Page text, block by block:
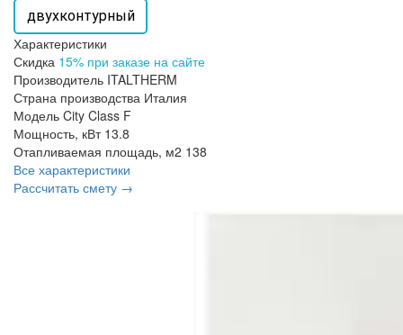
двухконтурный
Характеристики
Скидка 15% при заказе на сайте
Производитель ITALTHERM
Страна производства Италия
Модель City Class F
Мощность, кВт 13.8
Отапливаемая площадь, м2 138
Все характеристики
Рассчитать смету →